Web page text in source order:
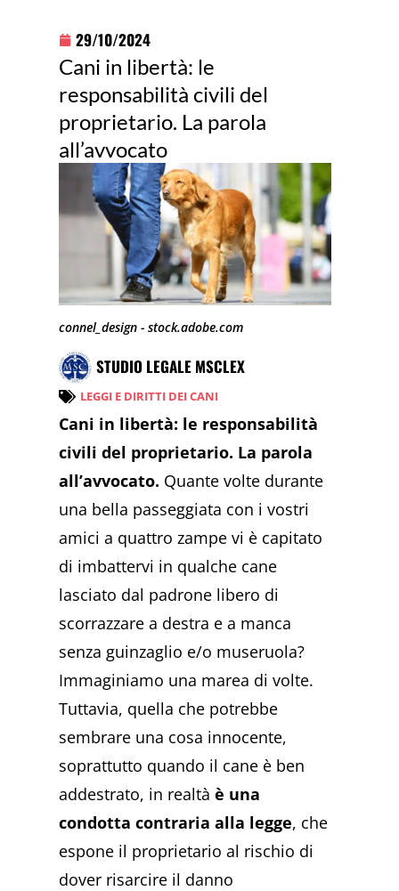
29/10/2024
Cani in libertà: le
responsabilità civili del
proprietario. La parola
all’avvocato
connel_design - stock.adobe.com
STUDIO LEGALE MSCLEX
LEGGI E DIRITTI DEI CANI
Cani in libertà: le responsabilità
civili del proprietario. La parola
all’avvocato. Quante volte durante
una bella passeggiata con i vostri
amici a quattro zampe vi è capitato
di imbattervi in qualche cane
lasciato dal padrone libero di
scorrazzare a destra e a manca
senza guinzaglio e/o museruola?
Immaginiamo una marea di volte.
Tuttavia, quella che potrebbe
sembrare una cosa innocente,
soprattutto quando il cane è ben
addestrato, in realtàè una
condotta contraria alla legge, che
espone il proprietario al rischio di
dover risarcire il danno